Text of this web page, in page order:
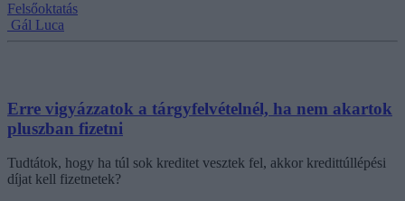
Felsőoktatás
Gál Luca
Erre vigyázzatok a tárgyfelvételnél, ha nem akartok
pluszban fizetni
Tudtátok, hogy ha túl sok kreditet vesztek fel, akkor kredittúllépési
díjat kell fizetnetek?